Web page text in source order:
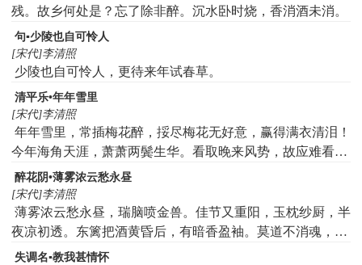
残。故乡何处是？忘了除非醉。沉水卧时烧，香消酒未消。
句▪少陵也自可怜人
[宋代]李清照
少陵也自可怜人，更待来年试春草。
清平乐•年年雪里
[宋代]李清照
年年雪里，常插梅花醉，挼尽梅花无好意，赢得满衣清泪！
今年海角天涯，萧萧两鬓生华。看取晚来风势，故应难看梅
花。
醉花阴•薄雾浓云愁永昼
[宋代]李清照
薄雾浓云愁永昼，瑞脑喷金兽。佳节又重阳，玉枕纱厨，半
夜凉初透。东篱把酒黄昏后，有暗香盈袖。莫道不消魂，帘
卷西风，人比黄花瘦。
失调名▪教我甚情怀